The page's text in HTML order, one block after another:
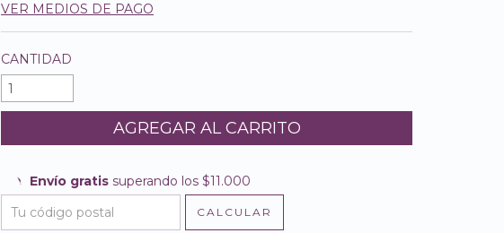
VER MEDIOS DE PAGO
CANTIDAD
Envío gratis $11.000
Entregas para el CP:
Envío gratis superando los$11.000
CALCULAR